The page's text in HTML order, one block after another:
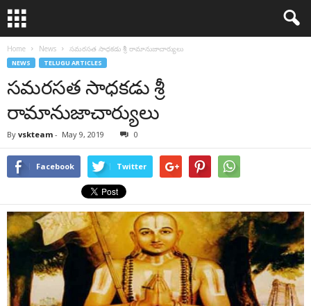
Home News సమరసత సాధకడు శ్రీ రామానుజాచార్యులు
NEWS TELUGU ARTICLES
సమరసత సాధకడు శ్రీ
రామానుజాచార్యులు
By vskteam - May 9, 2019 0
Facebook Twitter